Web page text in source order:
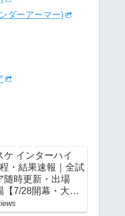
ダーアーマー)
ケ インターハイ
・結果速報｜全試
随時更新・出場
【7/28開幕・大